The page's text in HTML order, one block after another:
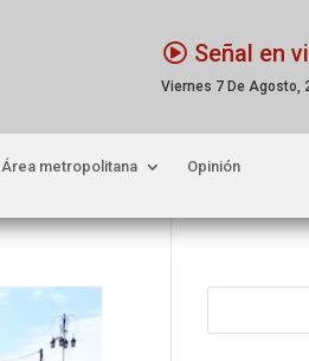
Señal en
Viernes 7 De Agosto,
Área metropolitana Opinión